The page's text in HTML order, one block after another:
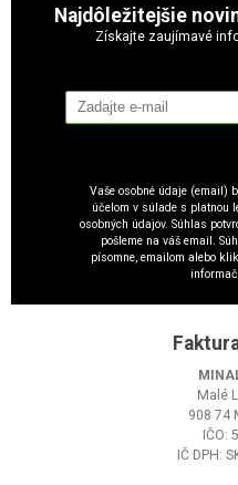
Najdôležitejšie
Získajte zaujímavé
Vaše osobné údaje (email)
účelom v súlade s platnou
osobných údajov. Súhlas
pošleme na váš email.
písomne, emailom alebo
Malé
908 74
IČO:
IČ DPH: